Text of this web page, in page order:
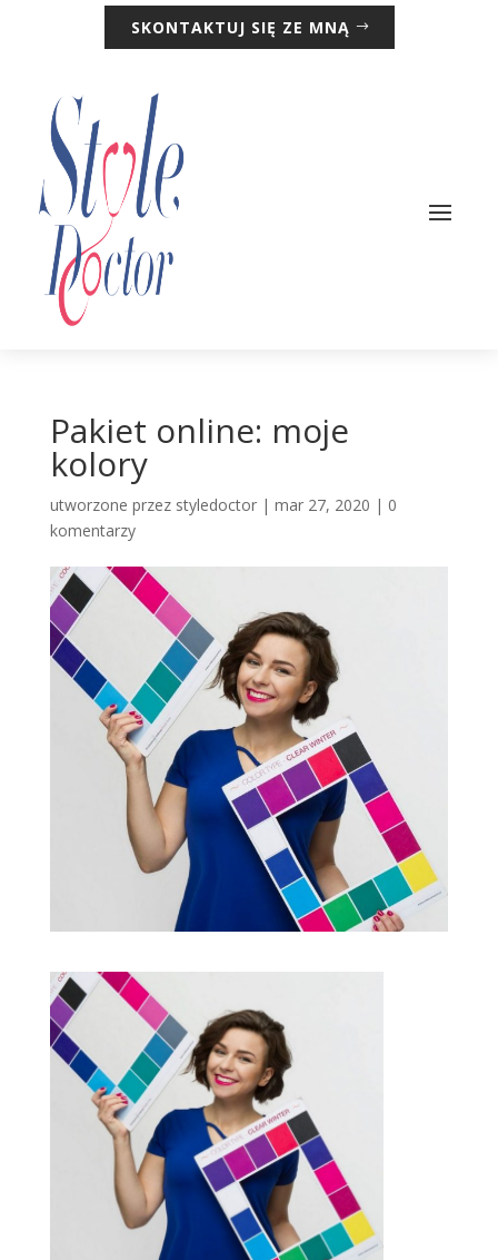
SKONTAKTUJ SIĘ ZE MNĄ
Pakiet online: moje
kolory
utworzone przez styledoctor| mar 27, 2020 | 0
komentarzy